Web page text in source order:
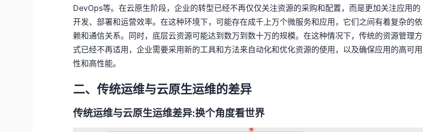
DevOps等。在云原生阶段，企业的转型已经不再仅仅关注资源的采购和配置，而是更加关注应用的
开发、部署和运营效率。在这种环境下，可能存在成千上万个微服务和应用，它们之间有着复杂的依
赖和通信关系。同时，底层云资源可能达到数万到数十万的规模。在这种情况下，传统的资源管理方
式已经不再适用，企业需要采用新的工具和方法来自动化和优化资源的使用，以及确保应用的高可用
性和高性能。
二、传统运维与云原生运维的差异
传统运维与云原生运维差异:换个角度看世界